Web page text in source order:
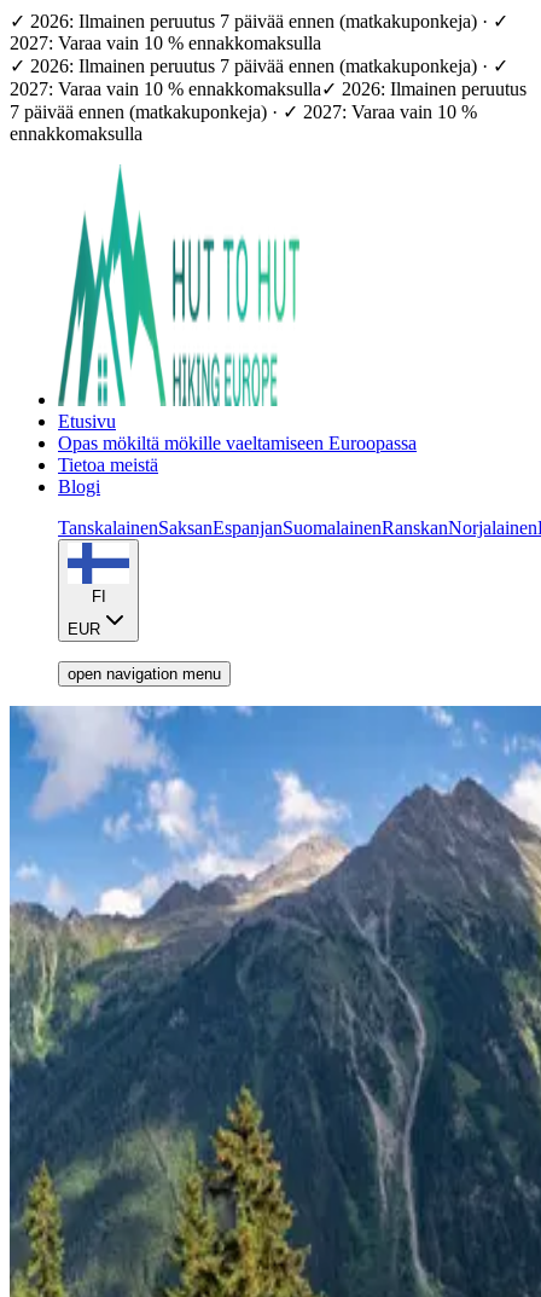
✓ 2026: Ilmainen peruutus 7 päivää ennen (matkakuponkeja) · ✓
2027: Varaa vain 10 % ennakkomaksulla
✓ 2026: Ilmainen peruutus 7 päivää ennen (matkakuponkeja) · ✓
2027: Varaa vain 10 % ennakkomaksulla✓ 2026: Ilmainen peruutus
7 päivää ennen (matkakuponkeja) · ✓ 2027: Varaa vain 10 %
ennakkomaksulla
Etusivu
Opas mökiltä mökille vaeltamiseen Euroopassa
Tietoa meistä
Blogi
TanskalainenSaksanEspanjanSuomalainenRanskanNorjalainen
FI
EUR
open navigation menu